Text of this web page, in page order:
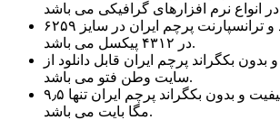
عکس بدون بکگراند و ترانسپارنت پرچم ایران در سایز ۶۲۵۹
در ۴۳۱۲ پیکسل می باشد.
بکگراند پرچم ایران قابل دانلود از
سایت وطن فتو می باشد.
حجم این عکس با کیفیت و بدون بکگراند پرچم ایران تنها ۹٫۵
مگا بایت می باشد.